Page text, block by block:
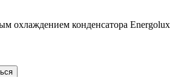
охлаждением конденсатора Energolux